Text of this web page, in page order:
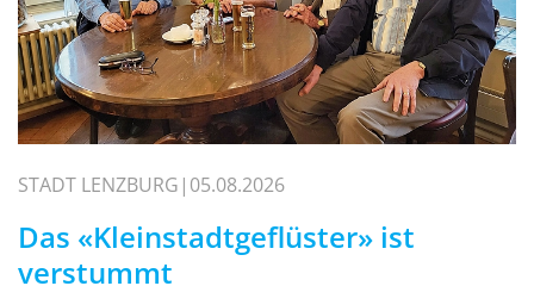
STADT LENZBURG 05.08.2026
Das «Kleinstadtgeflüster» ist
verstummt